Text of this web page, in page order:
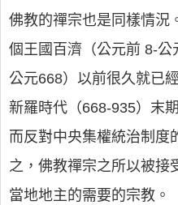
佛教的禪宗也是同樣情況
個王國百濟（公元前 8-
公元668）以前很久就已
新羅時代（668-935）末
而反對中央集權統治制度
之，佛教禪宗之所以被接
當地地主的需要的宗教。